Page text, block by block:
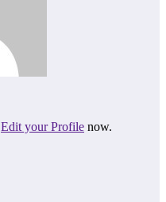
Edit your Profile now.